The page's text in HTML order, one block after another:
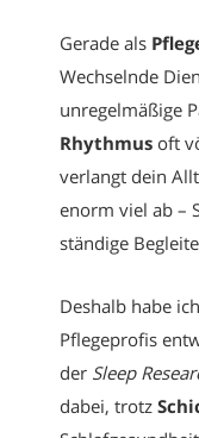
Gerade als
Wechselnde
unregelmäßige
Rhythmus oft
verlangt dein
enorm viel ab –
ständige
Deshalb habe
Pflegeprofis
der Sleep
dabei, trotz